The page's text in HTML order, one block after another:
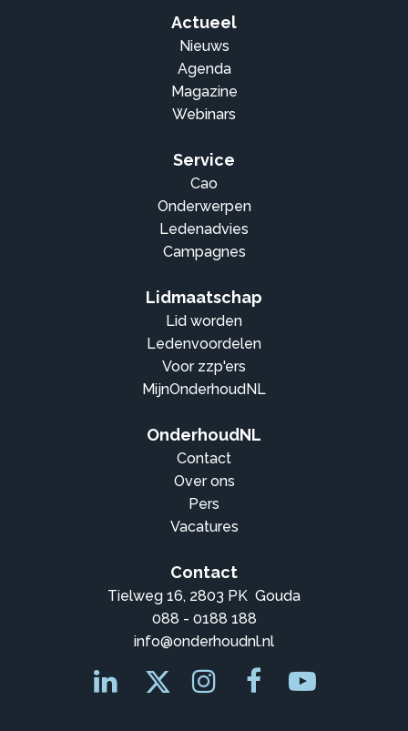
Actueel
Nieuws
Agenda
Magazine
Webinars
Service
Cao
Onderwerpen
Ledenadvies
Campagnes
Lidmaatschap
Lid worden
Ledenvoordelen
Voor zzp'ers
MijnOnderhoudNL
OnderhoudNL
Contact
Over ons
Pers
Vacatures
Contact
Tielweg 16, 2803 PK Gouda
088 - 0188 188
info@onderhoudnl.nl